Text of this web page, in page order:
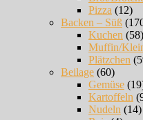
Pizza (12)
Backen – Süß
Kuchen (58)
Muffin/
Plätzchen
Beilage (60)
Gemüse
Kartoffeln
Nudeln (14)